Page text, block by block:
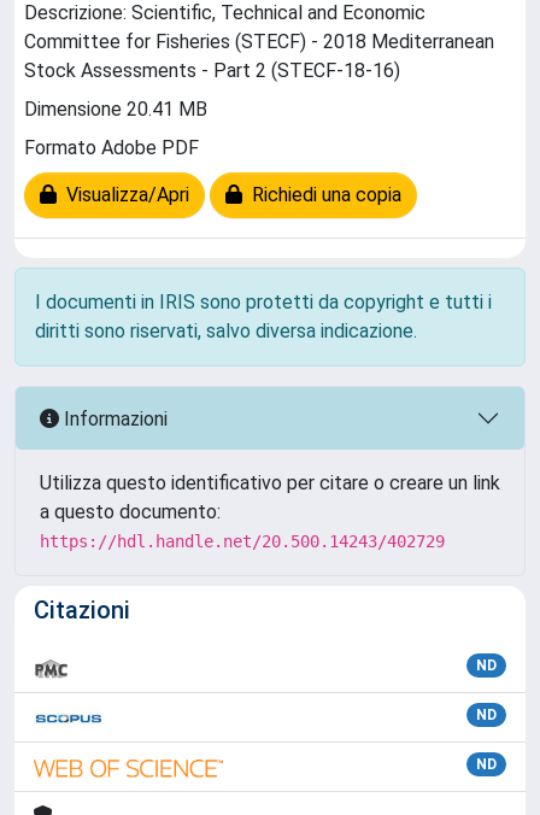
Descrizione: Scientific, Technical and Economic
Committee for Fisheries (STECF) - 2018 Mediterranean
Stock Assessments - Part 2 (STECF-18-16)
Dimensione 20.41 MB
Formato Adobe PDF
Visualizza/Apri Richiedi una copia
I documenti in IRIS sono protetti da copyright e tutti i
diritti sono riservati, salvo diversa indicazione.
Informazioni
Utilizza questo identificativo per citare o creare un link
a questo documento:
https://hdl.handle.net/20.500.14243/402729
Citazioni
ND
ND
ND